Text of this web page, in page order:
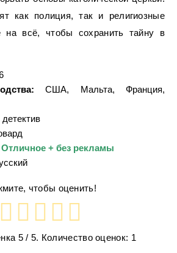
как полиция, так и религиозные
на всё, чтобы сохранить тайну в
США, Мальта, Франция,
Отличное + без рекламы
чтобы оценить!
5 / 5. Количество оценок: 1